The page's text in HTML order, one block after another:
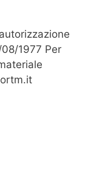
1977 Per